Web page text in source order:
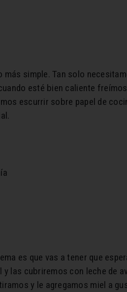
simple. Tan solo
esté bien caliente
escurrir sobre papel de
es que vas a tener que
las cubriremos con leche de
y le agregamos miel a